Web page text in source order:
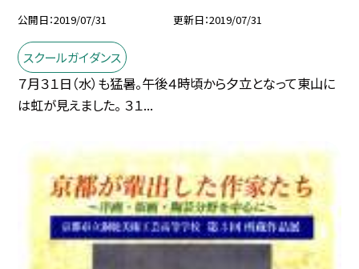
公開日 2019/07/31 更新日 2019/07/31
スクールガイダンス
７月３１日（水）も猛暑。午後４時頃から夕立となって東山に
は虹が見えました。 ３１...